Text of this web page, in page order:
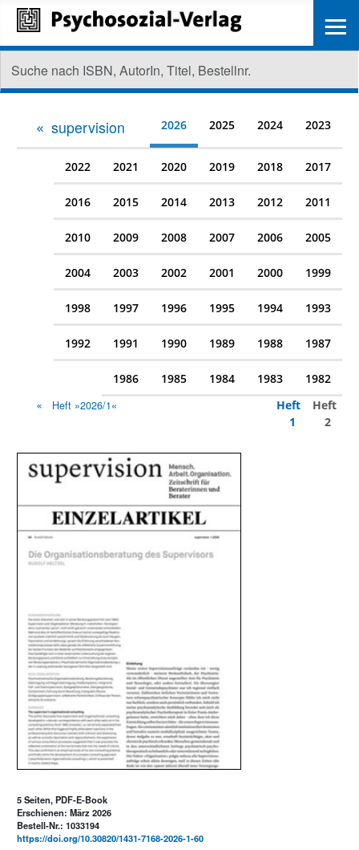
supervision 2026 2025 2024 2023
2022 2021 2020 2019 2018 2017
2016 2015 2014 2013 2012 2011
2010 2009 2008 2007 2006 2005
2004 2003 2002 2001 2000 1999
1998 1997 1996 1995 1994 1993
1992 1991 1990 1989 1988 1987
1986 1985 1984 1983 1982
Heft »2026/1«
Heft
1
Heft
2
5 Seiten, PDF-E-Book
Erschienen: März 2026
Bestell-Nr.: 1033194
https://doi.org/10.30820/1431-7168-2026-1-60
≡